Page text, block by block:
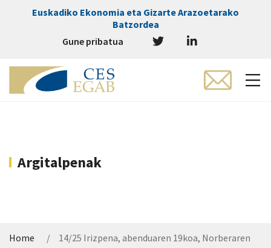
Euskadiko Ekonomia eta Gizarte Arazoetarako
Batzordea
Gune pribatua
Argitalpenak
Home
14/25 Irizpena, abenduaren 19koa, Norberaren